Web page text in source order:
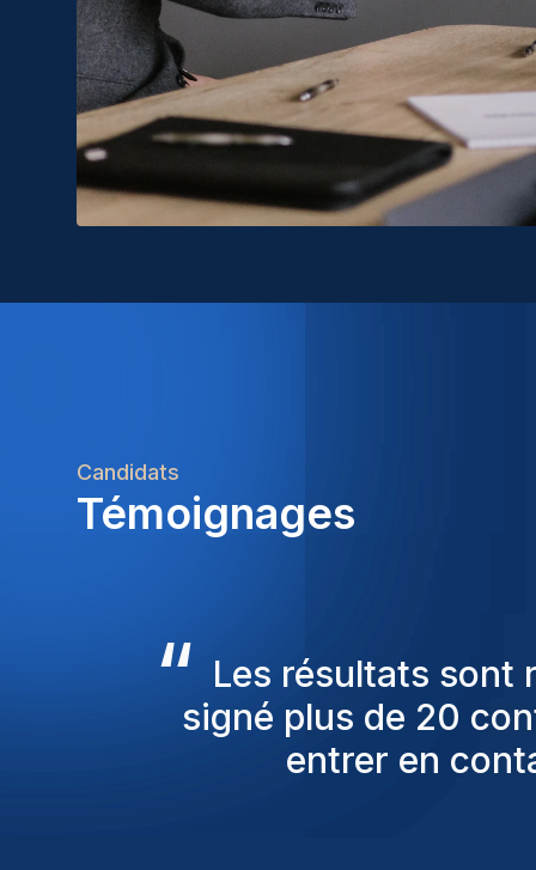
Candidats
Témoignages
“ Les consultants
pour nous
sont toujours